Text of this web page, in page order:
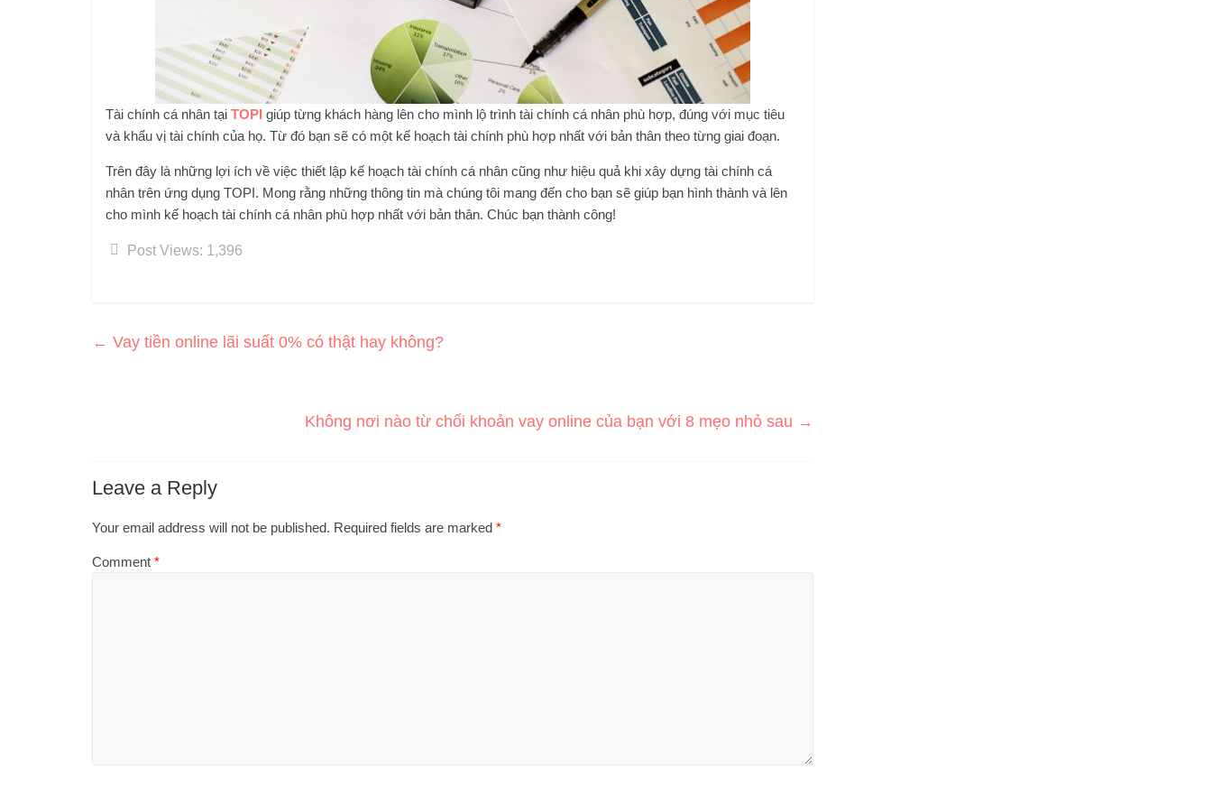
Tài chính cá nhân tại TOPI giúp từng khách hàng lên cho mình lộ trình tài chính cá nhân phù hợp, đúng với mục tiêu
và khẩu vị tài chính của họ. Từ đó bạn sẽ có một kế hoạch tài chính phù hợp nhất với bản thân theo từng giai đoạn.
Trên đây là những lợi ích về việc thiết lập kế hoạch tài chính cá nhân cũng như hiệu quả khi xây dựng tài chính cá
nhân trên ứng dụng TOPI. Mong rằng những thông tin mà chúng tôi mang đến cho bạn sẽ giúp bạn hình thành và lên
cho mình kế hoạch tài chính cá nhân phù hợp nhất với bản thân. Chúc bạn thành công!
Post Views: 1,396
← Vay tiền online lãi suất 0% có thật hay không?
Không nơi nào từ chối khoản vay online của bạn với 8 mẹo nhỏ sau →
Leave a Reply
Your email address will not be published. Required fields are marked *
Comment *